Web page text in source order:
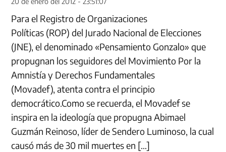
Para el Registro de Organizaciones
Políticas (ROP) del Jurado Nacional de Elecciones
(JNE), el denominado «Pensamiento Gonzalo» que
propugnan los seguidores del Movimiento Por la
Amnistía y Derechos Fundamentales
(Movadef), atenta contra el principio
democrático.Como se recuerda, el Movadef se
inspira en la ideología que propugna Abimael
Guzmán Reinoso, líder de Sendero Luminoso, la cual
causó más de 30 mil muertes en […]